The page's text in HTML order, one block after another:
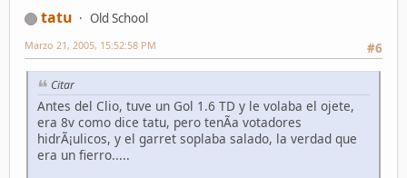
tatu
Old School
#6
Marzo 21, 2005, 15:52:58 PM
Citar
Antes del Clio, tuve un Gol 1.6 TD y le volaba el ojete,
era 8v como dice tatu, pero tenÃ­a votadores
hidrÃ¡ulicos, y el garret soplaba salado, la verdad que
era un fierro.....